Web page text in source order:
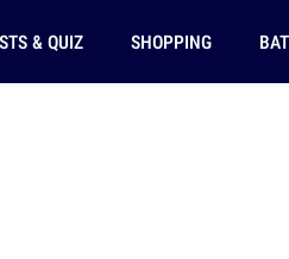
& QUIZ SHOPPING